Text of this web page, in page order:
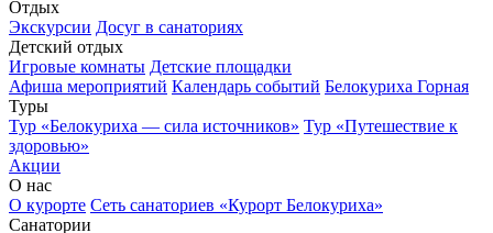
Отдых
Экскурсии Досуг в санаториях
Детский отдых
Игровые комнаты Детские площадки
Афиша мероприятий Календарь событий Белокуриха Горная
Туры
Тур «Белокуриха — сила источников» Тур «Путешествие к
здоровью»
Акции
О нас
О курорте Сеть санаториев «Курорт Белокуриха»
Санатории